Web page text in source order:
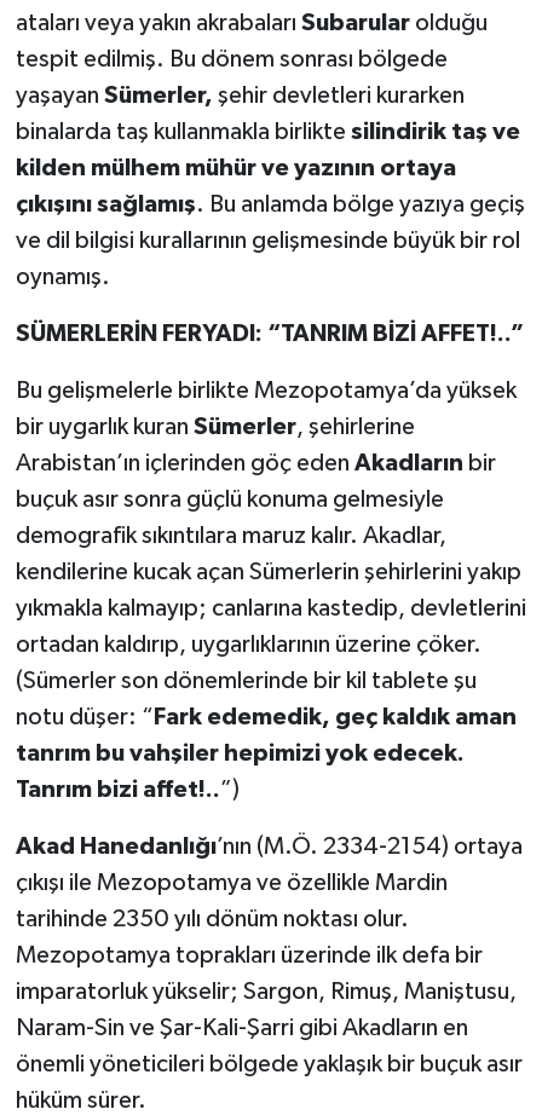
ataları veya yakın akrabaları Subarularolduğu
tespit edilmiş. Bu dönem sonrası bölgede
yaşayan Sümerler, şehir devletleri kurarken
binalarda taş kullanmakla birlikte silindirik taş ve
kilden mülhem mühür ve yazının ortaya
çıkışını sağlamış. Bu anlamda bölge yazıya geçiş
ve dil bilgisi kurallarının gelişmesinde büyük bir rol
oynamış.
SÜMERLERİN FERYADI: “TANRIM BİZİ AFFET!..”
Bu gelişmelerle birlikte Mezopotamya’da yüksek
bir uygarlık kuran Sümerler, şehirlerine
Arabistan’ın içlerinden göç eden Akadların bir
buçuk asır sonra güçlü konuma gelmesiyle
demografik sıkıntılara maruz kalır. Akadlar,
kendilerine kucak açan Sümerlerin şehirlerini yakıp
yıkmakla kalmayıp; canlarına kastedip, devletlerini
ortadan kaldırıp, uygarlıklarının üzerine çöker.
(Sümerler son dönemlerinde bir kil tablete şu
notu düşer: “ Fark edemedik, geç kaldık aman
tanrım bu vahşiler hepimizi yok edecek.
Tanrım bizi affet!..”)
Akad Hanedanlığı’nın (M.Ö. 2334-2154) ortaya
çıkışı ile Mezopotamya ve özellikle Mardin
tarihinde 2350 yılı dönüm noktası olur.
Mezopotamya toprakları üzerinde ilk defa bir
imparatorluk yükselir; Sargon, Rimuş, Maniştusu,
Naram-Sin ve Şar-Kali-Şarri gibi Akadların en
önemli yöneticileri bölgede yaklaşık bir buçuk asır
hüküm sürer.